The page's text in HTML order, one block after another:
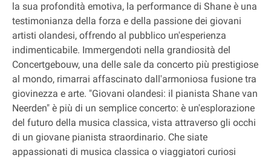
la sua profondità emotiva, la performance di Shane è una
testimonianza della forza e della passione dei giovani
artisti olandesi, offrendo al pubblico un'esperienza
indimenticabile. Immergendoti nella grandiosità del
Concertgebouw, una delle sale da concerto più prestigiose
al mondo, rimarrai affascinato dall'armoniosa fusione tra
giovinezza e arte. "Giovani olandesi: il pianista Shane van
Neerden" è più di un semplice concerto: è un'esplorazione
del futuro della musica classica, vista attraverso gli occhi
di un giovane pianista straordinario. Che siate
appassionati di musica classica o viaggiatori curiosi